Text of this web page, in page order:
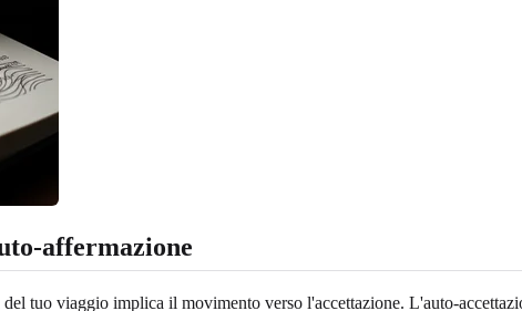
affermazione
tuo viaggio implica il movimento verso l'accettazione. L'auto-